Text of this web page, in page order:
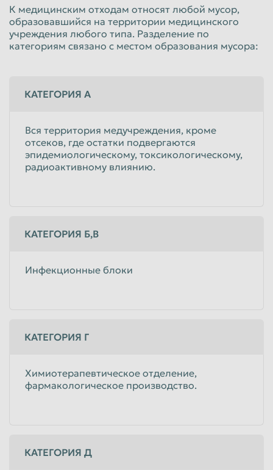
К медицинским отходам относят любой мусор,
образовавшийся на территории медицинского
учреждения любого типа. Разделение по
категориям связано с местом образования мусора:
КАТЕГОРИЯ А
Вся территория медучреждения, кроме
отсеков, где остатки подвергаются
эпидемиологическому, токсикологическому,
радиоактивному влиянию.
КАТЕГОРИЯ Б,В
Инфекционные блоки
КАТЕГОРИЯ Г
Химиотерапевтическое отделение,
фармакологическое производство.
КАТЕГОРИЯ Д